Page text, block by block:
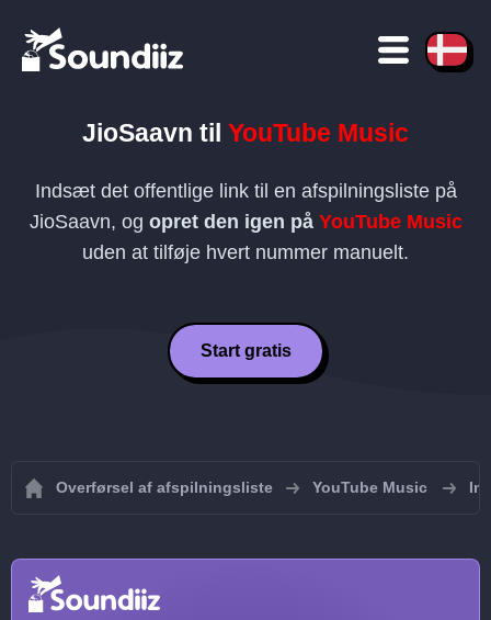
JioSaavn til YouTube Music
Indsæt det offentlige link til en afspilningsliste på
JioSaavn, og opret den igen på YouTube Music
uden at tilføje hvert nummer manuelt.
Start gratis
Overførsel af afspilningsliste YouTube Music